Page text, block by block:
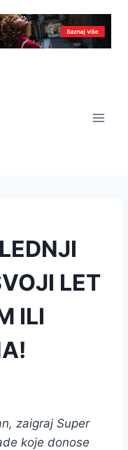
LET
ILI
zaigraj Super
koje donose